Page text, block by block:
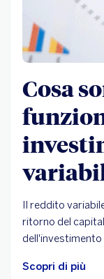
Cosa
Il reddito
ritorno del
Scopri di più